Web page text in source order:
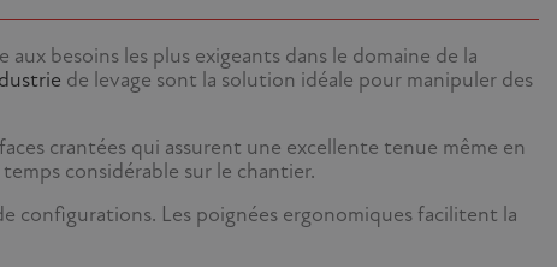
besoins les plus exigeants dans le domaine de la
de levage sont la solution idéale pour manipuler des
crantées qui assurent une excellente tenue même en
considérable sur le chantier.
configurations. Les poignées ergonomiques facilitent la